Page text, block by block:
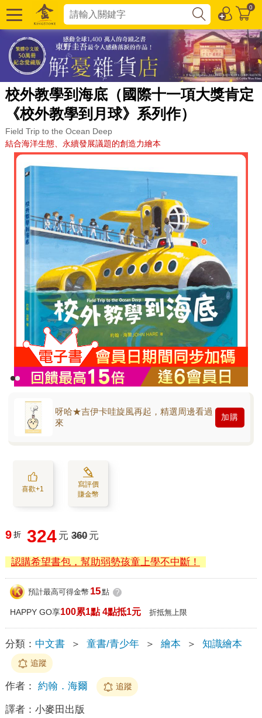
0
校外教學到海底（國際十一項大獎肯定
《校外教學到月球》系列作）
Field Trip to the Ocean Deep
結合海洋生態、永續發展議題的創造力繪本
呀哈★吉伊卡哇旋風再起，精選周邊看過
來
加購
喜歡+1
寫評價
賺金幣
9 折 324 元 360 元
認購希望書包，幫助弱勢孩童上學不中斷！
預計最高可得金幣 15點 ?
HAPPY GO享100累1點 4點抵1元 折抵無上限
分類： 中文書 ＞ 童書/青少年 ＞ 繪本 ＞ 知識繪本
追蹤
作者： 約翰．海爾 追蹤
譯者： 小麥田出版